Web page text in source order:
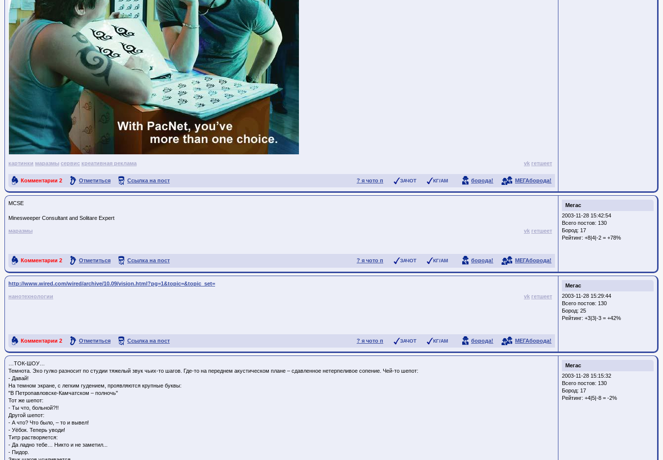
картинки маразмы сервис креативная реклама vk гетшеет
? я чото п ЗАЧОТ КГ/АМ борода! МЕГАборода!
Комментарии 2 Отметиться Ссылка на пост
Мегас
2003-11-28 15:42:54
Всего постов: 130
Бород: 17
Рейтинг: +8|4|-2 = +78%
MCSE
Minesweeper Consultant and Solitare Expert
маразмы vk гетшеет
? я чото п ЗАЧОТ КГ/АМ борода! МЕГАборода!
Комментарии 2 Отметиться Ссылка на пост
Мегас
2003-11-28 15:29:44
Всего постов: 130
Бород: 25
Рейтинг: +3|3|-3 = +42%
http://www.wired.com/wired/archive/10.09/vision.html?pg=1&topic=&topic_set=
нанотехнологии vk гетшеет
? я чото п ЗАЧОТ КГ/АМ борода! МЕГАборода!
Комментарии 2 Отметиться Ссылка на пост
Мегас
2003-11-28 15:15:32
Всего постов: 130
Бород: 17
Рейтинг: +4|5|-8 = -2%
…ТОК-ШОУ…
Темнота. Эхо гулко разносит по студии тяжелый звук чьих-то шагов. Где-то на переднем акустическом плане – сдавленное нетерпеливое сопение. Чей-то шепот:
- Давай!
На темном экране, с легким гудением, проявляются крупные буквы:
"В Петропавловске-Камчатском – полночь"
Тот же шепот:
- Ты что, больной?!!
Другой шепот:
- А что? Что было, – то и вывел!
- Уёбок. Теперь уводи!
Титр растворяется:
- Да ладно тебе… Никто и не заметил...
- Пидор.